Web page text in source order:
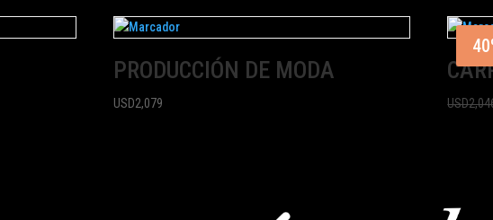
PRODUCCIÓN DE MODA
USD2,079 USD